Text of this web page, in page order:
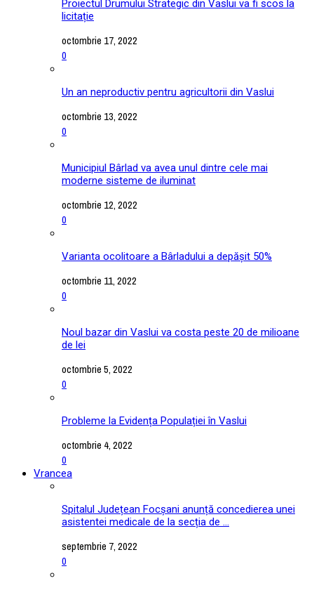
Proiectul Drumului Strategic din Vaslui va fi scos la
licitație
octombrie 17, 2022
0
Un an neproductiv pentru agricultorii din Vaslui
octombrie 13, 2022
0
Municipiul Bârlad va avea unul dintre cele mai
moderne sisteme de iluminat
octombrie 12, 2022
0
Varianta ocolitoare a Bârladului a depășit 50%
octombrie 11, 2022
0
Noul bazar din Vaslui va costa peste 20 de milioane
de lei
octombrie 5, 2022
0
Probleme la Evidența Populației în Vaslui
octombrie 4, 2022
0
Vrancea
Spitalul Județean Focșani anunță concedierea unei
asistentei medicale de la secția de ...
septembrie 7, 2022
0